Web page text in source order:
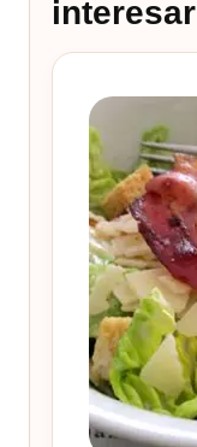
interesar